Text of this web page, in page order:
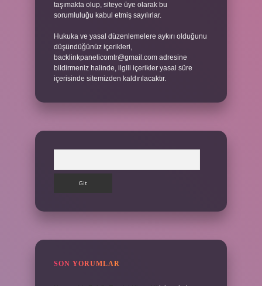
taşımakta olup, siteye üye olarak bu
sorumluluğu kabul etmiş sayılırlar.
Hukuka ve yasal düzenlemelere aykırı olduğunu
düşündüğünüz içerikleri,
backlinkpanelicomtr@gmail.com adresine
bildirmeniz halinde, ilgili içerikler yasal süre
içerisinde sitemizden kaldırılacaktır.
SON YORUMLAR